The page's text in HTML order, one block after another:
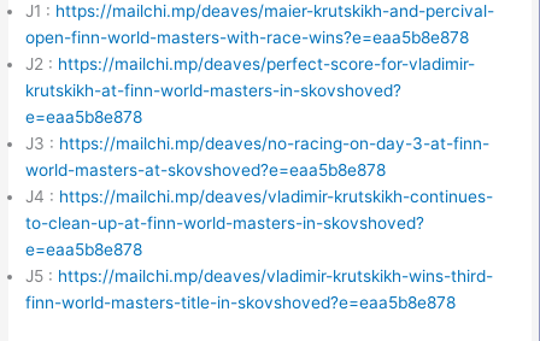
J1 : https://mailchi.mp/deaves/maier-krutskikh-and-percival-
open-finn-world-masters-with-race-wins?e=eaa5b8e878
J2 : https://mailchi.mp/deaves/perfect-score-for-vladimir-
krutskikh-at-finn-world-masters-in-skovshoved?
e=eaa5b8e878
J3 : https://mailchi.mp/deaves/no-racing-on-day-3-at-finn-
world-masters-at-skovshoved?e=eaa5b8e878
J4 : https://mailchi.mp/deaves/vladimir-krutskikh-continues-
to-clean-up-at-finn-world-masters-in-skovshoved?
e=eaa5b8e878
J5 : https://mailchi.mp/deaves/vladimir-krutskikh-wins-third-
finn-world-masters-title-in-skovshoved?e=eaa5b8e878